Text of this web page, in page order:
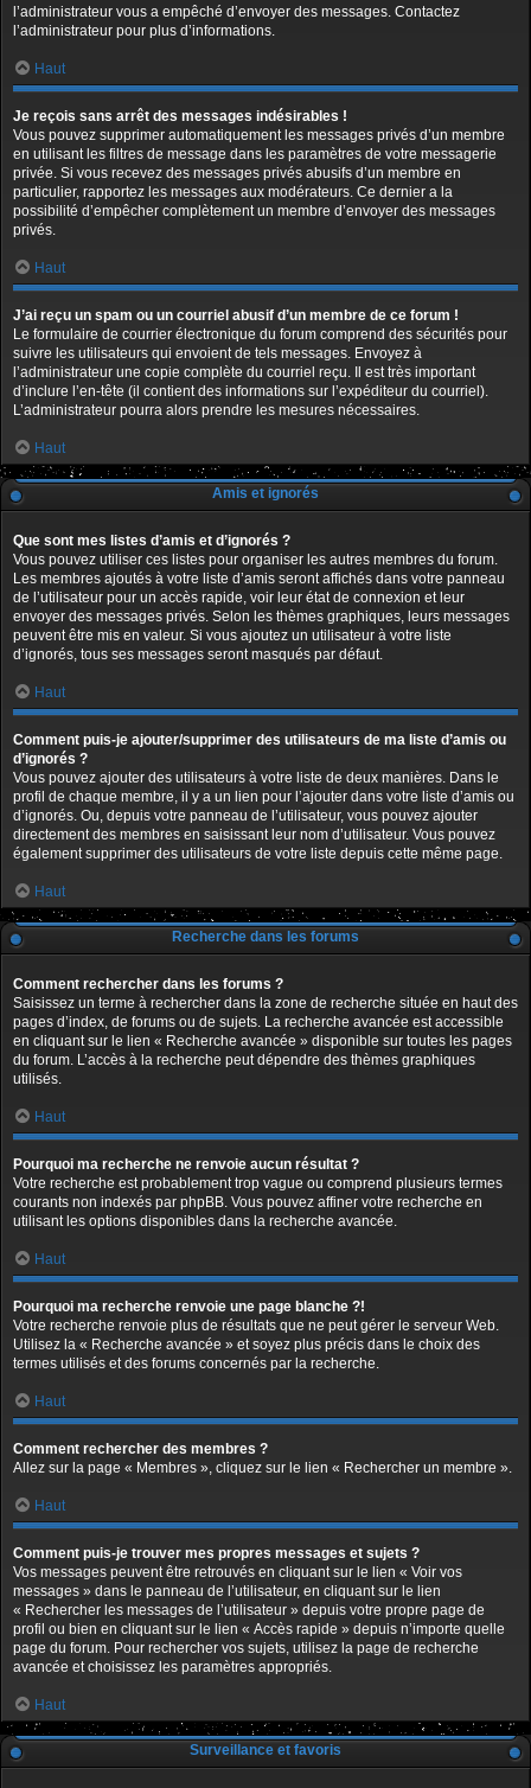
l’administrateur vous a empêché d’envoyer des messages. Contactez
l’administrateur pour plus d’informations.
Haut
Je reçois sans arrêt des messages indésirables !
Vous pouvez supprimer automatiquement les messages privés d’un membre
en utilisant les filtres de message dans les paramètres de votre messagerie
privée. Si vous recevez des messages privés abusifs d’un membre en
particulier, rapportez les messages aux modérateurs. Ce dernier a la
possibilité d’empêcher complètement un membre d’envoyer des messages
privés.
Haut
J’ai reçu un spam ou un courriel abusif d’un membre de ce forum !
Le formulaire de courrier électronique du forum comprend des sécurités pour
suivre les utilisateurs qui envoient de tels messages. Envoyez à
l’administrateur une copie complète du courriel reçu. Il est très important
d’inclure l’en-tête (il contient des informations sur l’expéditeur du courriel).
L’administrateur pourra alors prendre les mesures nécessaires.
Haut
Amis et ignorés
Que sont mes listes d’amis et d’ignorés ?
Vous pouvez utiliser ces listes pour organiser les autres membres du forum.
Les membres ajoutés à votre liste d’amis seront affichés dans votre panneau
de l’utilisateur pour un accès rapide, voir leur état de connexion et leur
envoyer des messages privés. Selon les thèmes graphiques, leurs messages
peuvent être mis en valeur. Si vous ajoutez un utilisateur à votre liste
d’ignorés, tous ses messages seront masqués par défaut.
Haut
Comment puis-je ajouter/supprimer des utilisateurs de ma liste d’amis ou
d’ignorés ?
Vous pouvez ajouter des utilisateurs à votre liste de deux manières. Dans le
profil de chaque membre, il y a un lien pour l’ajouter dans votre liste d’amis ou
d’ignorés. Ou, depuis votre panneau de l’utilisateur, vous pouvez ajouter
directement des membres en saisissant leur nom d’utilisateur. Vous pouvez
également supprimer des utilisateurs de votre liste depuis cette même page.
Haut
Recherche dans les forums
Comment rechercher dans les forums ?
Saisissez un terme à rechercher dans la zone de recherche située en haut des
pages d’index, de forums ou de sujets. La recherche avancée est accessible
en cliquant sur le lien « Recherche avancée » disponible sur toutes les pages
du forum. L’accès à la recherche peut dépendre des thèmes graphiques
utilisés.
Haut
Pourquoi ma recherche ne renvoie aucun résultat ?
Votre recherche est probablement trop vague ou comprend plusieurs termes
courants non indexés par phpBB. Vous pouvez affiner votre recherche en
utilisant les options disponibles dans la recherche avancée.
Haut
Pourquoi ma recherche renvoie une page blanche ?!
Votre recherche renvoie plus de résultats que ne peut gérer le serveur Web.
Utilisez la « Recherche avancée » et soyez plus précis dans le choix des
termes utilisés et des forums concernés par la recherche.
Haut
Comment rechercher des membres ?
Allez sur la page « Membres », cliquez sur le lien « Rechercher un membre ».
Haut
Comment puis-je trouver mes propres messages et sujets ?
Vos messages peuvent être retrouvés en cliquant sur le lien « Voir vos
messages » dans le panneau de l’utilisateur, en cliquant sur le lien
« Rechercher les messages de l’utilisateur » depuis votre propre page de
profil ou bien en cliquant sur le lien « Accès rapide » depuis n’importe quelle
page du forum. Pour rechercher vos sujets, utilisez la page de recherche
avancée et choisissez les paramètres appropriés.
Haut
Surveillance et favoris